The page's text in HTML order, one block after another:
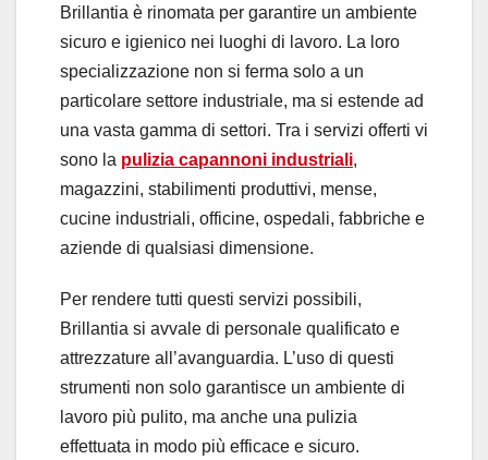
Brillantia è rinomata per garantire un ambiente
sicuro e igienico nei luoghi di lavoro. La loro
specializzazione non si ferma solo a un
particolare settore industriale, ma si estende ad
una vasta gamma di settori. Tra i servizi offerti vi
sono la pulizia capannoni industriali,
magazzini, stabilimenti produttivi, mense,
cucine industriali, officine, ospedali, fabbriche e
aziende di qualsiasi dimensione.
Per rendere tutti questi servizi possibili,
Brillantia si avvale di personale qualificato e
attrezzature all’avanguardia. L’uso di questi
strumenti non solo garantisce un ambiente di
lavoro più pulito, ma anche una pulizia
effettuata in modo più efficace e sicuro.